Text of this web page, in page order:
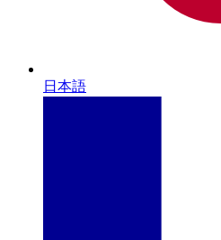
日本語